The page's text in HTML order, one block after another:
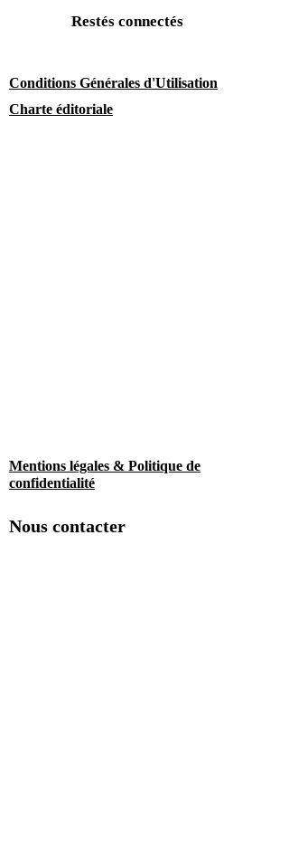
Restés connectés
Conditions Générales d'Utilisation
Charte éditoriale
Mentions légales & Politique de
confidentialité
Nous contacter